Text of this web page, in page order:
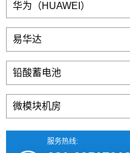
华为（HUAWEI）
易华达
铅酸蓄电池
微模块机房
服务热线: